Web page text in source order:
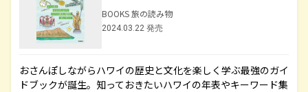
BOOKS 旅の読み物
2024.03.22 発売
おさんぽしながらハワイの歴史と文化を楽しく学ぶ最強のガイ
ドブックが誕生。知っておきたいハワイの年表やキーワード集